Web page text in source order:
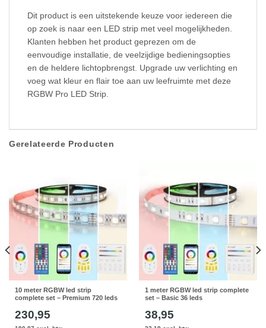
Dit product is een uitstekende keuze voor iedereen die
op zoek is naar een LED strip met veel mogelijkheden.
Klanten hebben het product geprezen om de
eenvoudige installatie, de veelzijdige bedieningsopties
en de heldere lichtopbrengst. Upgrade uw verlichting en
voeg wat kleur en flair toe aan uw leefruimte met deze
RGBW Pro LED Strip.
Gerelateerde Producten
10 meter RGBW led strip
complete set – Premium 720 leds
230,95
1 meter RGBW led strip complete
set – Basic 36 leds
38,95